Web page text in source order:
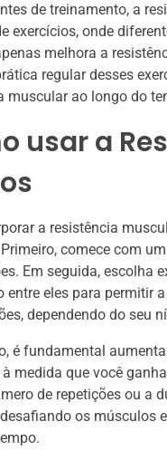
de treinamento, a
exercícios, onde
melhora a
regular desses
muscular ao longo do
usar a
a resistência
comece com
Em seguida, escolha
entre eles para permitir
dependendo do seu
é fundamental
medida que você
de repetições ou a
os músculos